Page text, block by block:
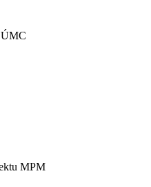
ÚMC
MPM